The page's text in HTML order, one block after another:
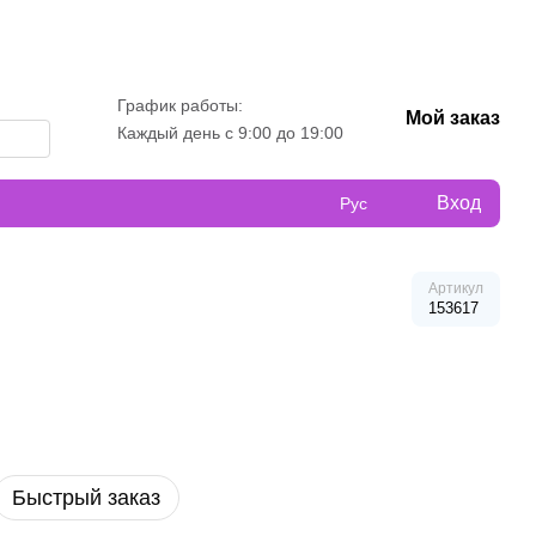
График работы:
Каждый день с 9:00 до 19:00
Мой заказ
Рус Вход
Артикул
153617
Быстрый заказ